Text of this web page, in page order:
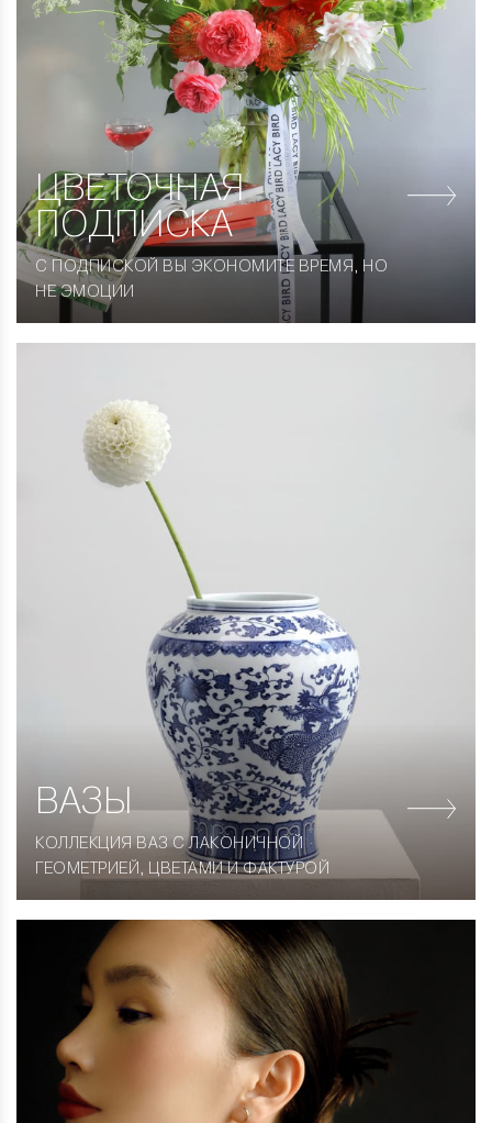
ЦВЕТОЧНАЯ
ПОДПИСКА
С ПОДПИСКОЙ ВЫ ЭКОНОМИТЕ ВРЕМЯ, НО
НЕ ЭМОЦИИ
ВАЗЫ
КОЛЛЕКЦИЯ ВАЗ С ЛАКОНИЧНОЙ
ГЕОМЕТРИЕЙ, ЦВЕТАМИ И ФАКТУРОЙ